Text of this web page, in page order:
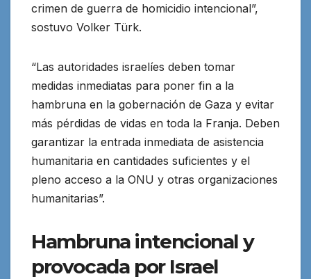
crimen de guerra de homicidio intencional”,
sostuvo Volker Türk.
“Las autoridades israelíes deben tomar
medidas inmediatas para poner fin a la
hambruna en la gobernación de Gaza y evitar
más pérdidas de vidas en toda la Franja. Deben
garantizar la entrada inmediata de asistencia
humanitaria en cantidades suficientes y el
pleno acceso a la ONU y otras organizaciones
humanitarias”.
Hambruna intencional y
provocada por Israel